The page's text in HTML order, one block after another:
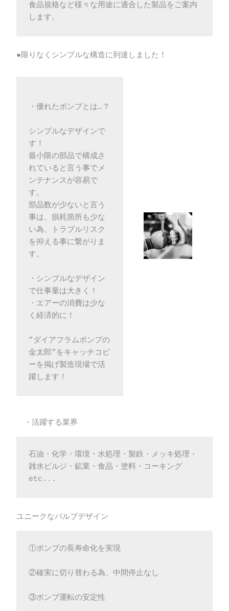
食品規格など様々な用途に適合した製品をご案内
します。
●限りなくシンプルな構造に到達しました！
・優れたポンプとは…？
シンプルなデザインで
す！
最小限の部品で構成さ
れていると言う事でメ
ンテナンスが容易で
す。
部品数が少ないと言う
事は、損耗箇所も少な
い為、トラブルリスク
を抑える事に繋がりま
す。
・シンプルなデザイン
で仕事量は大きく！
・エアーの消費は少な
く経済的に！
”ダイアフラムポンプの
金太郎”をキャッチコピ
ーを掲げ製造現場で活
躍します！
・活躍する業界
石油・化学・環境・水処理・製鉄・メッキ処理・
雑水ビルジ・鉱業・食品・塗料・コーキング
etc...
ユニークなバルブデザイン
①ポンプの長寿命化を実現
②確実に切り替わる為、中間停止なし
③ポンプ運転の安定性